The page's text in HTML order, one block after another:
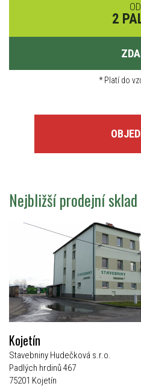
OD
2
*Platí do
Nejbližší prodejní sklad
Kojetín
Stavebniny Hudečková s.r.o.
Padlých hrdinů 467
75201 Kojetín